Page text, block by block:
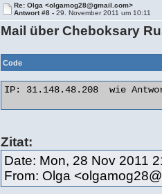
Re: Olga <olgamog28@gmail.com>
Antwort #8 -29. November 2011 um 10:11
Mail über Cheboksary
Code
IP: 31.148.48.208  wie
Zitat:
Date: Mon, 28 Nov 2011
From: Olga